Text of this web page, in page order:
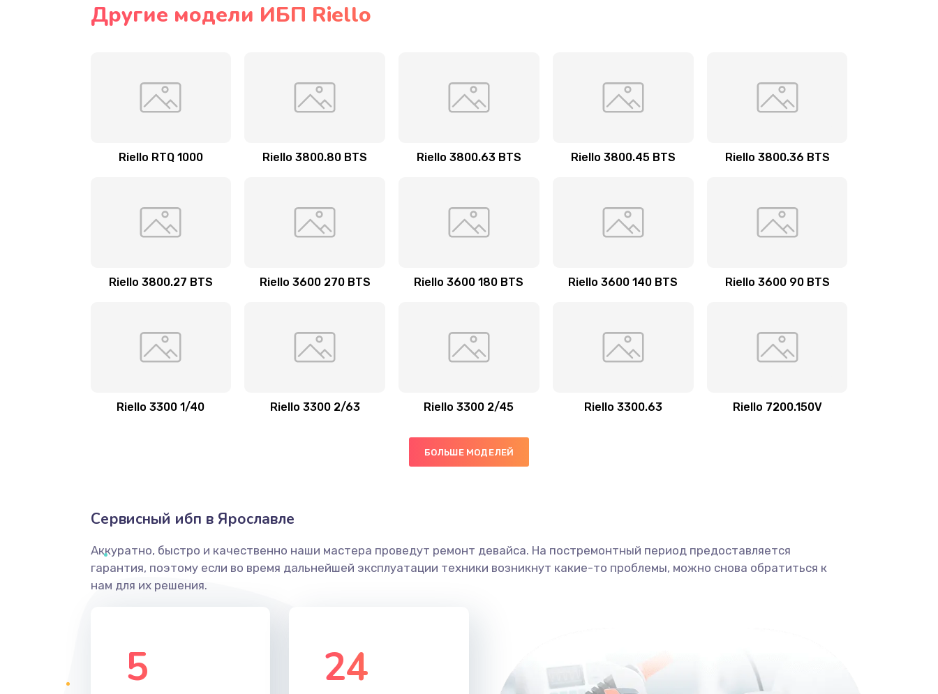
Другие модели ИБП Riello
Riello RTQ 1000 Riello 3800.80 BTS Riello 3800.63 BTS Riello 3800.45 BTS Riello 3800.36 BTS
Riello 3800.27 BTS Riello 3600 270 BTS Riello 3600 180 BTS Riello 3600 140 BTS Riello 3600 90 BTS
Riello 3300 1/40 Riello 3300 2/63 Riello 3300 2/45 Riello 3300.63 Riello 7200.150V
БОЛЬШЕ МОДЕЛЕЙ
Сервисный ибп в Ярославле
Аккуратно, быстро и качественно наши мастера проведут ремонт девайса. На постремонтный период предоставляется
гарантия, поэтому если во время дальнейшей эксплуатации техники возникнут какие-то проблемы, можно снова обратиться к
нам для их решения.
5 24